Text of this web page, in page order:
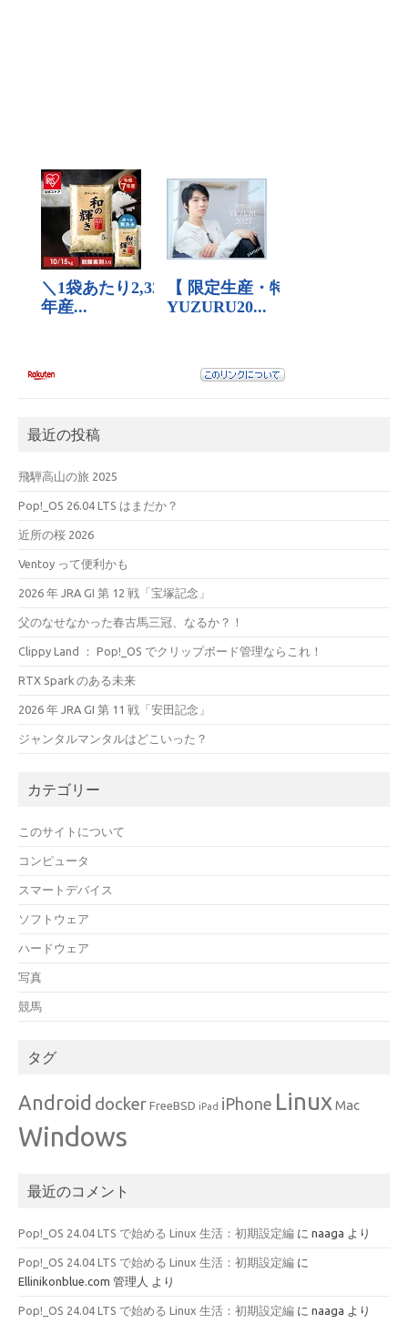
最近の投稿
飛騨高山の旅 2025
Pop!_OS 26.04 LTS はまだか？
近所の桜 2026
Ventoy って便利かも
2026 年 JRA GI 第 12 戦「宝塚記念」
父のなせなかった春古馬三冠、なるか？！
Clippy Land ： Pop!_OS でクリップボード管理ならこれ！
RTX Spark のある未来
2026 年 JRA GI 第 11 戦「安田記念」
ジャンタルマンタルはどこいった？
カテゴリー
このサイトについて
コンピュータ
スマートデバイス
ソフトウェア
ハードウェア
写真
競馬
タグ
Android docker FreeBSD iPad iPhone Linux Mac
Windows
最近のコメント
Pop!_OS 24.04 LTS で始める Linux 生活：初期設定編 に naaga より
Pop!_OS 24.04 LTS で始める Linux 生活：初期設定編 に
Ellinikonblue.com 管理人
より
Pop!_OS 24.04 LTS で始める Linux 生活：初期設定編 に naaga より